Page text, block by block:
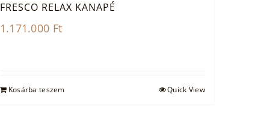
FRESCO RELAX KANAPÉ
1.171.000 Ft
Kosárba teszem Quick View